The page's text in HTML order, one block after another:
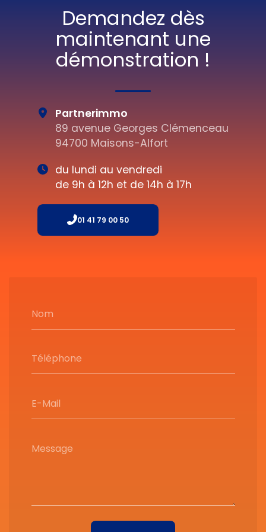
Demandez dès
maintenant une
démonstration !
Nom
Téléphone
E-Mail
Message
Partnerimmo
89 avenue Georges Clémenceau
94700 Maisons-Alfort
du lundi au vendredi
de 9h à 12h et de 14h à 17h
01 41 79 00 50